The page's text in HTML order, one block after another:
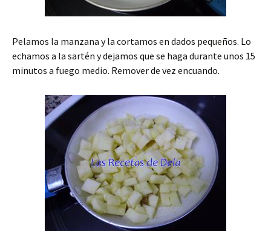
Pelamos la manzana y la cortamos en dados pequeños. Lo
echamos a la sartén y dejamos que se haga durante unos 15
minutos a fuego medio. Remover de vez encuando.